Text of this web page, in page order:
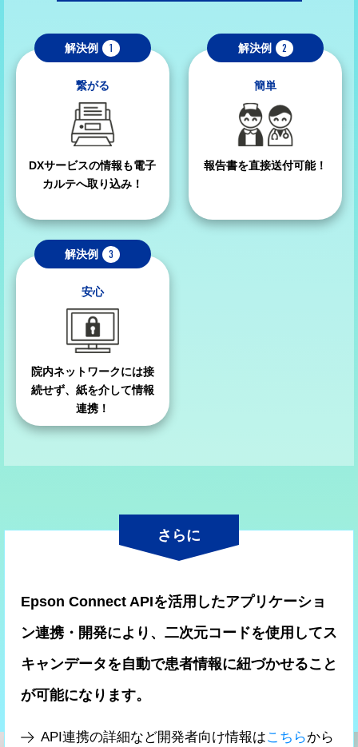
解決例 1
繋がる
DXサービスの情報も電子
カルテへ取り込み！
解決例 2
簡単
報告書を直接送付可能！
解決例 3
安心
院内ネットワークには接
続せず、紙を介して情報
連携！
さらに
Epson Connect APIを活用したアプリケーショ
ン連携・開発により、二次元コードを使用してス
キャンデータを自動で患者情報に紐づかせること
が可能になります。
API連携の詳細など開発者向け情報はこちらから